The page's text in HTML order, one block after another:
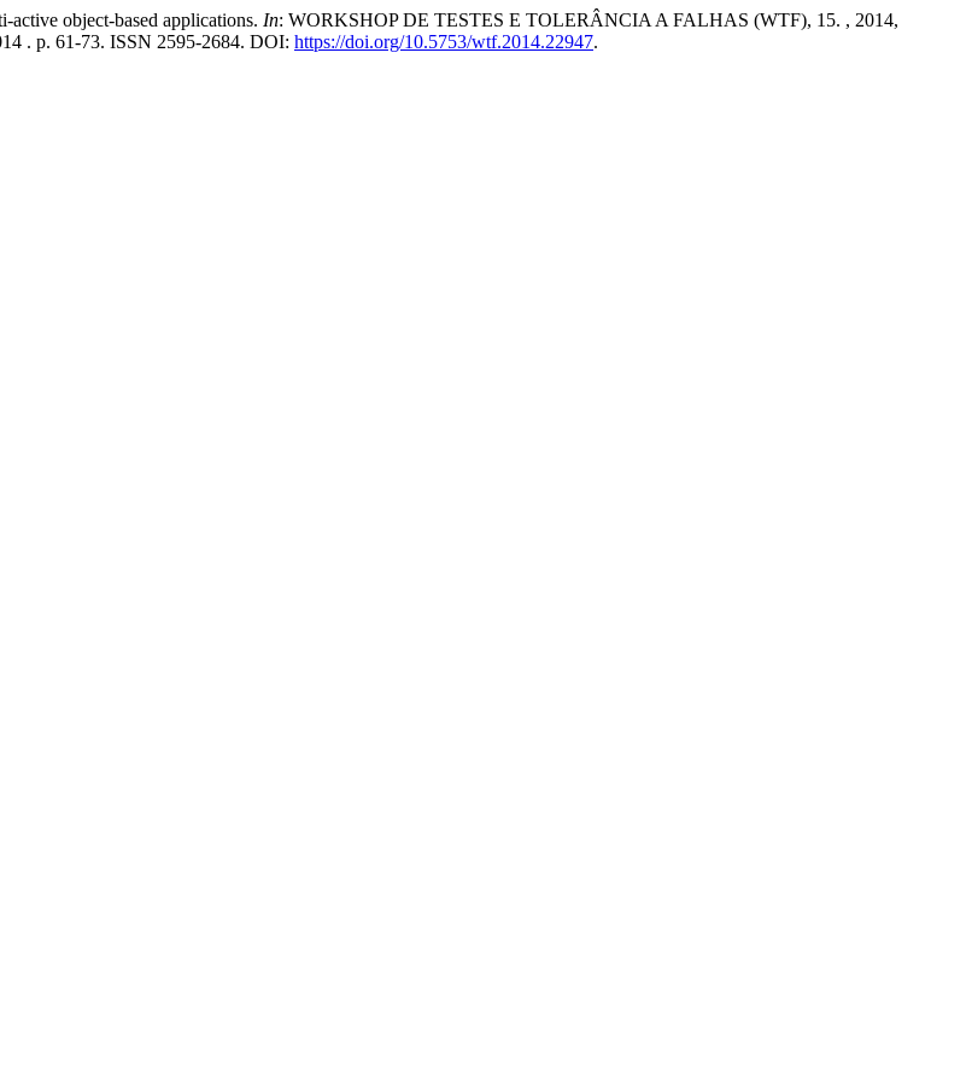
object-based applications. In: WORKSHOP DE TESTES E TOLERÂNCIA A FALHAS (WTF), 15. , 2014,
. p. 61-73. ISSN 2595-2684. DOI: https://doi.org/10.5753/wtf.2014.22947.